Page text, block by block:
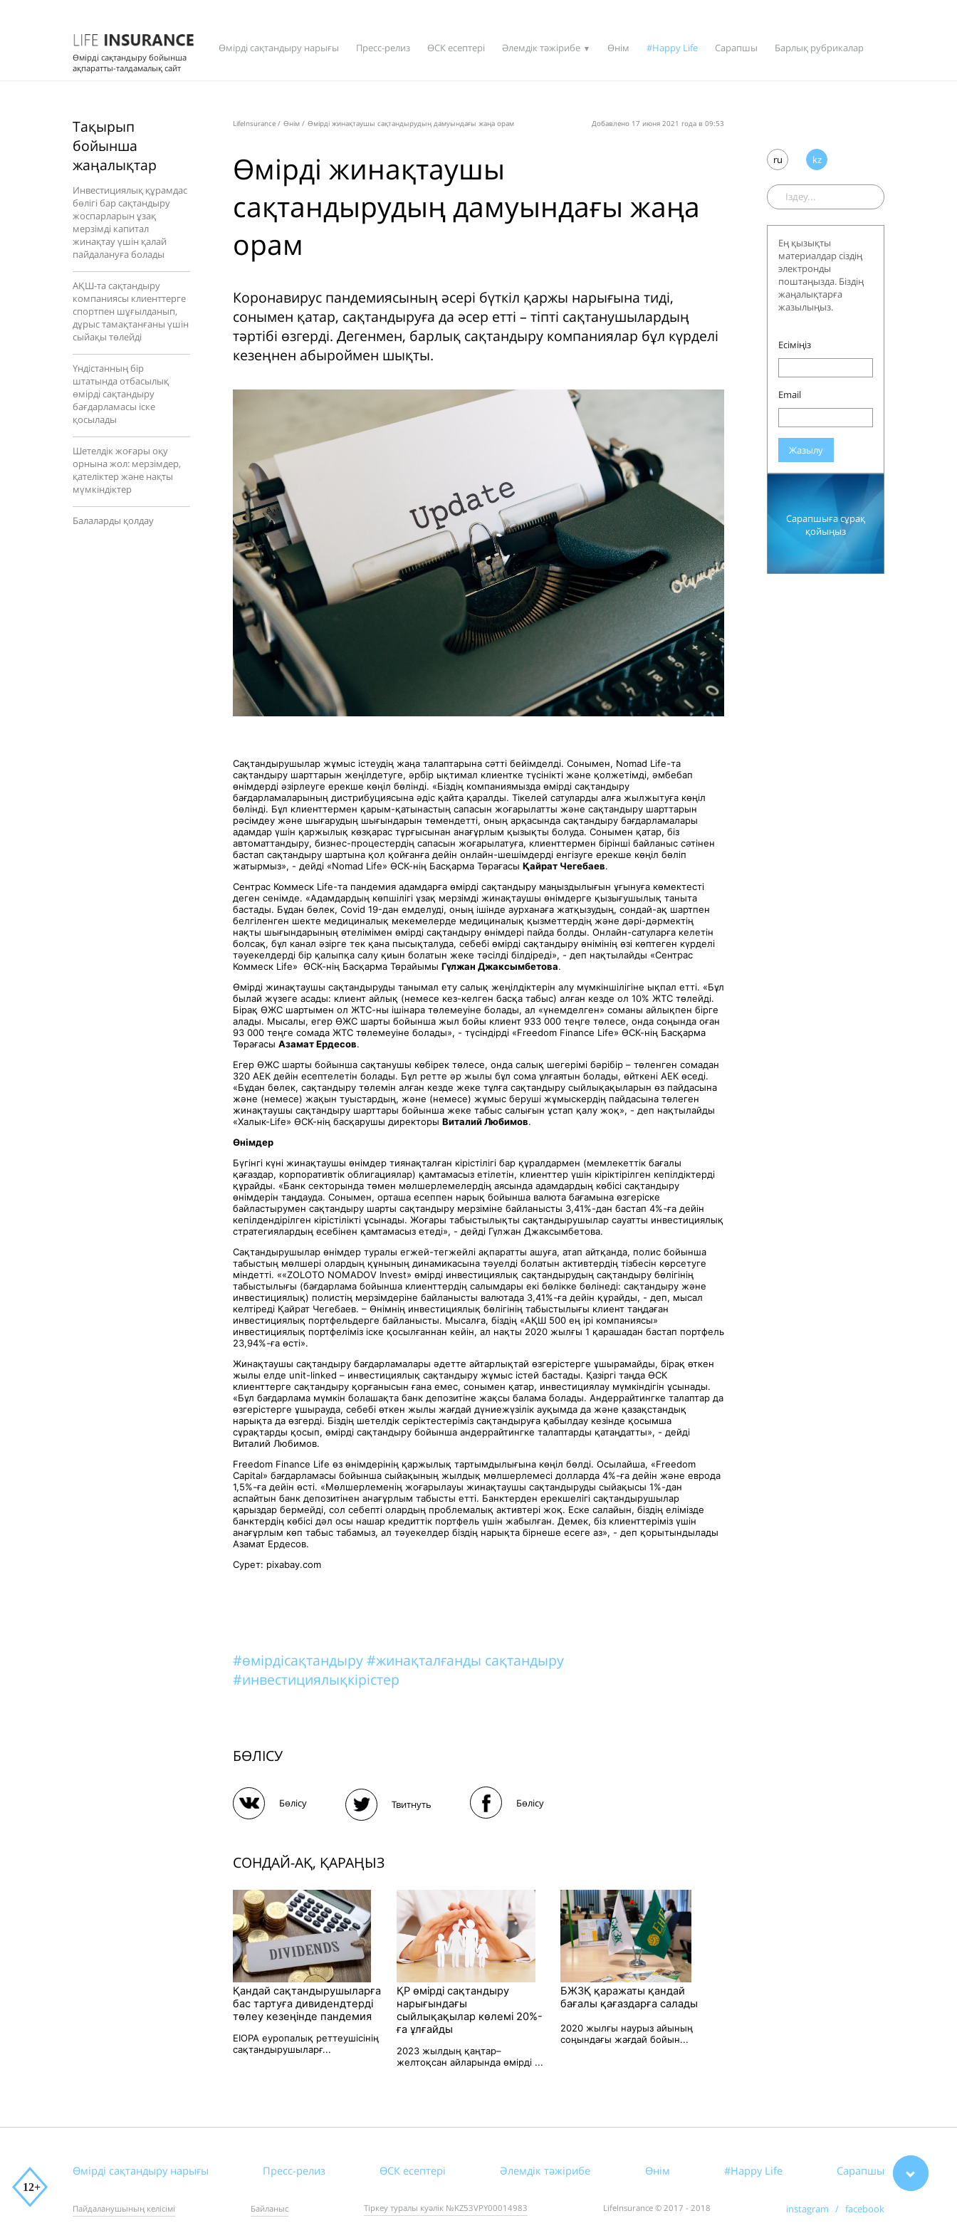
Өмірді сақтандыру бойынша
ақпаратты-талдамалық сайт
Өмірді сақтандыру нарығы Пресс-релиз ӨСК есептері Әлемдік тәжірибе ▼ Өнім #Happy Life Сарапшы Барлық рубрикалар
Тақырып
бойынша
жаңалықтар
Инвестициялық құрамдас
бөлігі бар сақтандыру
жоспарларын ұзақ
мерзімді капитал
жинақтау үшін қалай
пайдалануға болады
АҚШ-та сақтандыру
компаниясы клиенттерге
спортпен шұғылданып,
дұрыс тамақтанғаны үшін
сыйақы төлейді
Үндістанның бір
штатында отбасылық
өмірді сақтандыру
бағдарламасы іске
қосылады
Шетелдік жоғары оқу
орнына жол: мерзімдер,
қателіктер және нақты
мүмкіндіктер
Балаларды қолдау
LifeInsurance / Өнім / Өмірді жинақтаушы сақтандырудың дамуындағы жаңа орам Добавлено 17 июня 2021 года в 09:53
Өмірді жинақтаушы
сақтандырудың дамуындағы жаңа
орам
Коронавирус пандемиясының әсері бүткіл қаржы нарығына тиді,
сонымен қатар, сақтандыруға да әсер етті – тіпті сақтанушылардың
тәртібі өзгерді. Дегенмен, барлық сақтандыру компаниялар бұл күрделі
кезеңнен абыроймен шықты.
Сақтандырушылар жұмыс істеудің жаңа талаптарына сәтті бейімделді. Сонымен, Nomad Life-та
сақтандыру шарттарын жеңілдетуге, әрбір ықтимал клиентке түсінікті және қолжетімді, әмбебап
өнімдерді әзірлеуге ерекше көңіл бөлінді. «Біздің компаниямызда өмірді сақтандыру
бағдарламаларының дистрибуциясына әдіс қайта қаралды. Тікелей сатуларды алға жылжытуға көңіл
бөлінді. Бұл клиенттермен қарым-қатынастың сапасын жоғарылатты және сақтандыру шарттарын
рәсімдеу және шығарудың шығындарын төмендетті, оның арқасында сақтандыру бағдарламалары
адамдар үшін қаржылық көзқарас тұрғысынан анағұрлым қызықты болуда. Сонымен қатар, біз
автоматтандыру, бизнес-процестердің сапасын жоғарылатуға, клиенттермен бірінші байланыс сәтінен
бастап сақтандыру шартына қол қойғанға дейін онлайн-шешімдерді енгізуге ерекше көңіл бөліп
жатырмыз», - дейді «Nomad Life» ӨСК-нің Басқарма Төрағасы Қайрат Чегебаев.
Сентрас Коммеск Life-та пандемия адамдарға өмірді сақтандыру маңыздылығын ұғынуға көмектесті
деген сенімде. «Адамдардың көпшілігі ұзақ мерзімді жинақтаушы өнімдерге қызығушылық таныта
бастады. Бұдан бөлек, Covid 19-дан емделуді, оның ішінде аурханаға жатқызудың, сондай-ақ шартпен
белгіленген шекте медициналық мекемелерде медициналық қызметтердің және дәрі-дәрмектің
нақты шығындарының өтелімімен өмірді сақтандыру өнімдері пайда болды. Онлайн-сатуларға келетін
болсақ, бұл канал әзірге тек қана пысықталуда, себебі өмірді сақтандыру өнімінің өзі көптеген күрделі
тәуекелдерді бір қалыпқа салу қиын болатын жеке тәсілді білдіреді», - деп нақтылайды «Сентрас
Коммеск Life» ӨСК-нің Басқарма Төрайымы Гүлжан Джаксымбетова.
Өмірді жинақтаушы сақтандыруды танымал ету салық жеңілдіктерін алу мүмкіншілігіне ықпал етті. «Бұл
былай жүзеге асады: клиент айлық (немесе кез-келген басқа табыс) алған кезде ол 10% ЖТС төлейді.
Бірақ ӨЖС шартымен ол ЖТС-ны ішінара төлемеуіне болады, ал «үнемделген» соманы айлықпен бірге
алады. Мысалы, егер ӨЖС шарты бойынша жыл бойы клиент 933 000 теңге төлесе, онда соңында оған
93 000 теңге сомада ЖТС төлемеуіне болады», - түсіндірді «Freedom Finance Life» ӨСК-нің Басқарма
Төрағасы Азамат Ердесов.
Егер ӨЖС шарты бойынша сақтанушы көбірек төлесе, онда салық шегерімі бәрібір – төленген сомадан
320 АЕК дейін есептелетін болады. Бұл ретте әр жылы бұл сома ұлғаятын болады, өйткені АЕК өседі.
«Бұдан бөлек, сақтандыру төлемін алған кезде жеке тұлға сақтандыру сыйлықақыларын өз пайдасына
және (немесе) жақын туыстардың, және (немесе) жұмыс беруші жұмыскердің пайдасына төлеген
жинақтаушы сақтандыру шарттары бойынша жеке табыс салығын ұстап қалу жоқ», - деп нақтылайды
«Халык-Life» ӨСК-нің басқарушы директоры Виталий Любимов.
Өнімдер
Бүгінгі күні жинақтаушы өнімдер тиянақталған кірістілігі бар құралдармен (мемлекеттік бағалы
қағаздар, корпоративтік облигациялар) қамтамасыз етілетін, клиенттер үшін кіріктірілген кепілдіктерді
құрайды. «Банк секторында төмен мөлшерлемелердің аясында адамдардың көбісі сақтандыру
өнімдерін таңдауда. Сонымен, орташа есеппен нарық бойынша валюта бағамына өзгеріске
байластырумен сақтандыру шарты сақтандыру мерзіміне байланысты 3,41%-дан бастап 4%-ға дейін
кепілдендірілген кірістілікті ұсынады. Жоғары табыстылықты сақтандырушылар сауатты инвестициялық
стратегиялардың есебінен қамтамасыз етеді», - дейді Гүлжан Джаксымбетова.
Сақтандырушылар өнімдер туралы егжей-тегжейлі ақпаратты ашуға, атап айтқанда, полис бойынша
табыстың мөлшері олардың құнының динамикасына тәуелді болатын активтердің тізбесін көрсетуге
міндетті. ««ZOLOTO NOMADOV Invest» өмірді инвестициялық сақтандырудың сақтандыру бөлігінің
табыстылығы (бағдарлама бойынша клиенттердің салымдары екі бөлікке бөлінеді: сақтандыру және
инвестициялық) полистің мерзімдеріне байланысты валютада 3,41%-ға дейін құрайды, - деп, мысал
келтіреді Қайрат Чегебаев. – Өнімнің инвестициялық бөлігінің табыстылығы клиент таңдаған
инвестициялық портфельдерге байланысты. Мысалға, біздің «АҚШ 500 ең ірі компаниясы»
инвестициялық портфеліміз іске қосылғаннан кейін, ал нақты 2020 жылғы 1 қарашадан бастап портфель
23,94%-ға өсті».
Жинақтаушы сақтандыру бағдарламалары әдетте айтарлықтай өзгерістерге ұшырамайды, бірақ өткен
жылы елде unit-linked – инвестициялық сақтандыру жұмыс істей бастады. Қазіргі таңда ӨСК
клиенттерге сақтандыру қорғанысын ғана емес, сонымен қатар, инвестициялау мүмкіндігін ұсынады.
«Бұл бағдарлама мүмкін болашақта банк депозитіне жақсы балама болады. Андеррайтингке талаптар да
өзгерістерге ұшырауда, себебі өткен жылы жағдай дүниежүзілік ауқымда да және қазақстандық
нарықта да өзгерді. Біздің шетелдік серіктестеріміз сақтандыруға қабылдау кезінде қосымша
сұрақтарды қосып, өмірді сақтандыру бойынша андеррайтингке талаптарды қатаңдатты», - дейді
Виталий Любимов.
Freedom Finance Life өз өнімдерінің қаржылық тартымдылығына көңіл бөлді. Осылайша, «Freedom
Capital» бағдарламасы бойынша сыйақының жылдық мөлшерлемесі долларда 4%-ға дейін және еврода
1,5%-ға дейін өсті. «Мөлшерлеменің жоғарылауы жинақтаушы сақтандыруды сыйақысы 1%-дан
аспайтын банк депозитінен анағұрлым табысты етті. Банктерден ерекшелігі сақтандырушылар
қарыздар бермейді, сол себепті олардың проблемалық активтері жоқ. Еске салайын, біздің елімізде
банктердің көбісі дәл осы нашар кредиттік портфель үшін жабылған. Демек, біз клиенттеріміз үшін
анағұрлым көп табыс табамыз, ал тәуекелдер біздің нарықта бірнеше есеге аз», - деп қорытындылады
Азамат Ердесов.
Сурет: pixabay.com
#өмірдісақтандыру#жинақталғанды сақтандыру
#инвестициялықкірістер
БӨЛІСУ
Бөлісу Твитнуть Бөлісу
СОНДАЙ-АҚ, ҚАРАҢЫЗ
Қандай сақтандырушыларға
бас тартуға дивидендтерді
төлеу кезеңінде пандемия
EIOPA еуропалық реттеушісінің
сақтандырушыларғ...
ҚР өмірді сақтандыру
нарығындағы
сыйлықақылар көлемі 20%-
ға ұлғайды
2023 жылдың қаңтар–
желтоқсан айларында өмірді ...
БЖЗҚ қаражаты қандай
бағалы қағаздарға салады
2020 жылғы наурыз айының
соңындағы жағдай бойын...
ru kz
Ең қызықты
материалдар сіздің
электронды
поштаңызда. Біздің
жаңалықтарға
жазылыңыз.
Есіміңіз
Email
Жазылу
Сарапшыға сұрақ
қойыңыз
Өмірді сақтандыру нарығы Пресс-релиз ӨСК есептері Әлемдік тәжірибе Өнім #Happy Life Сарапшы
Пайдаланушының келісімі Байланыс Тіркеу туралы куәлік №KZ53VPY00014983 LifeInsurance © 2017 - 2018 instagram / facebook